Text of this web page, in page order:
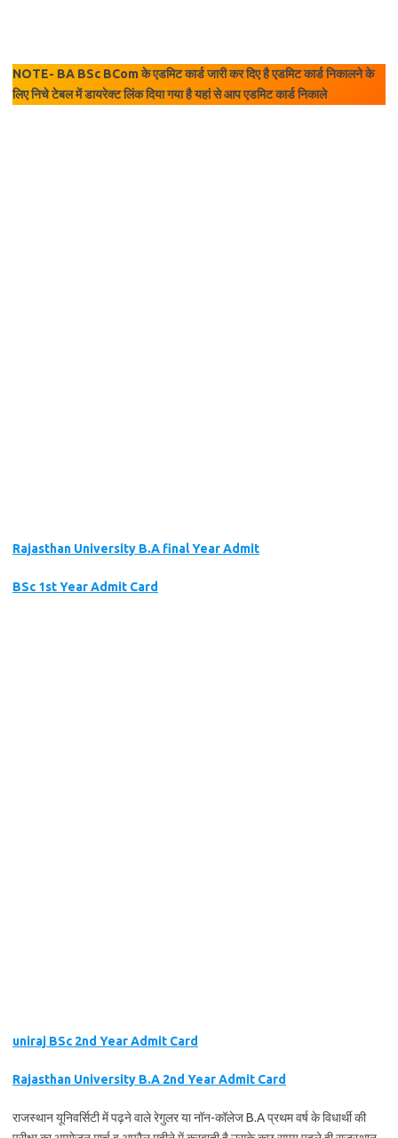
NOTE- BA BSc BCom के एडमिट कार्ड जारी कर दिए है एडमिट कार्ड निकालने के
लिए निचे टेबल में डायरेक्ट लिंक दिया गया है यहां से आप एडमिट कार्ड निकाले
Rajasthan University B.A final Year Admit
BSc 1st Year Admit Card
uniraj BSc 2nd Year Admit Card
Rajasthan University B.A 2nd Year Admit Card
राजस्थान यूनिवर्सिटी में पढ़ने वाले रेगुलर या नॉन-कॉलेज B.A प्रथम वर्ष के विधार्थी की